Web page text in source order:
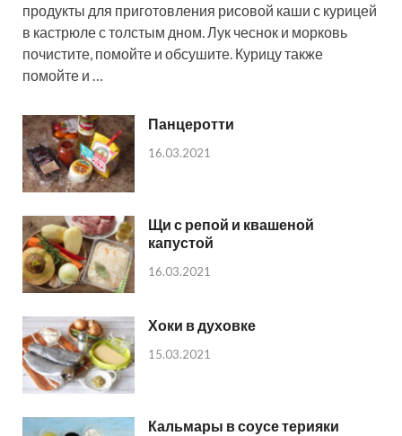
продукты для приготовления рисовой каши с курицей
в кастрюле с толстым дном. Лук чеснок и морковь
почистите, помойте и обсушите. Курицу также
помойте и …
Панцеротти
16.03.2021
Щи с репой и квашеной
капустой
16.03.2021
Хоки в духовке
15.03.2021
Кальмары в соусе терияки